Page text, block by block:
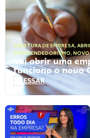
ABERTURA DE EMPRESA,
EMPREENDEDORISMO, NOVO
Vai abrir uma
funciona o novo
ACESSAR